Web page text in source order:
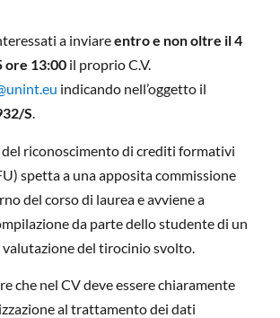
a inviareentro e non oltre il 4
ore 13:00 il proprio C.V.
indicando nell’oggetto il
S.
del riconoscimento di crediti formativi
spetta a una apposita commissione
del corso di laurea e avviene a
da parte dello studente di un
del tirocinio svolto.
che nel CV deve essere chiaramente
al trattamento dei dati